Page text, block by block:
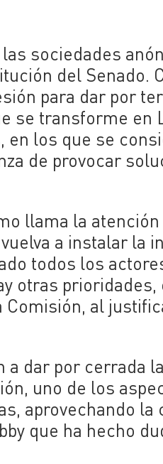
sociedades
del Senado.
para dar por
se transforme en
los que se
de provocar
llama la
a instalar la
todos los
otras prioridades,
Comisión, al
a dar por cerrada
uno de los
aprovechando la
que ha hecho